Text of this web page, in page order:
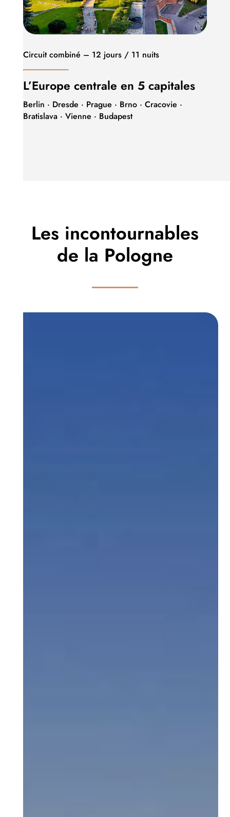
Circuit combiné – 12 jours / 11 nuits
L’Europe centrale en 5 capitales
Berlin · Dresde · Prague · Brno · Cracovie ·
Bratislava · Vienne · Budapest
Les incontournables
de la Pologne